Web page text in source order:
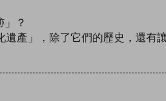
？
產」，除了它們的歷史，還有